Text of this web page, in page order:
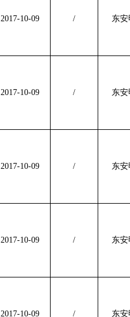
2017-10-09 / 东
2017-10-09 / 东
2017-10-09 / 东
2017-10-09 / 东
2017-10-09 / 东